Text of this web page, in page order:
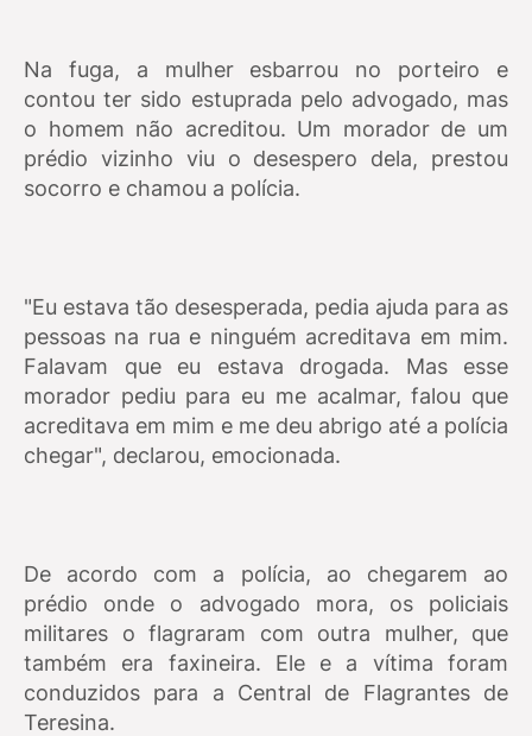
Na fuga, a mulher esbarrou no porteiro e
contou ter sido estuprada pelo advogado, mas
o homem não acreditou. Um morador de um
prédio vizinho viu o desespero dela, prestou
socorro e chamou a polícia.
"Eu estava tão desesperada, pedia ajuda para as
pessoas na rua e ninguém acreditava em mim.
Falavam que eu estava drogada. Mas esse
morador pediu para eu me acalmar, falou que
acreditava em mim e me deu abrigo até a polícia
chegar", declarou, emocionada.
De acordo com a polícia, ao chegarem ao
prédio onde o advogado mora, os policiais
militares o flagraram com outra mulher, que
também era faxineira. Ele e a vítima foram
conduzidos para a Central de Flagrantes de
Teresina.